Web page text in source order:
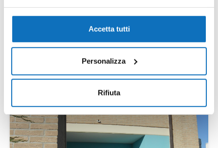
Accetta tutti
Personalizza
Rifiuta
Viale Altanea, Duna Verde, Caorle, Venezia,
mq